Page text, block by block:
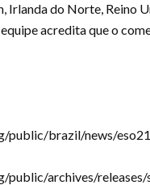
Irlanda do Norte, Reino
acredita que o
public/brazil/news/
public/archives/